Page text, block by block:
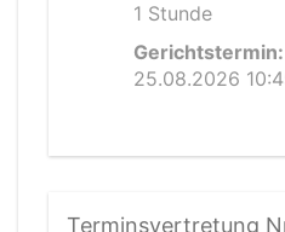
1 Stunde
Gerichtstermin:
25.08.2026
Terminsvertretung